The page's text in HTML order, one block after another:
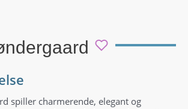
spiller charmerende, elegant og